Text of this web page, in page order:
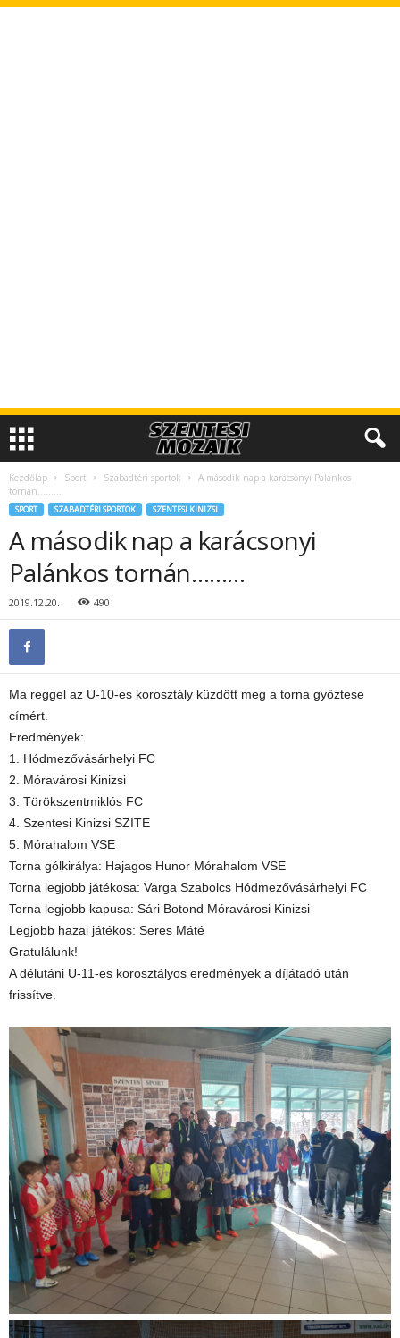
Kezdőlap Sport Szabadtéri sportok
A második nap a karácsonyi Palánkos
tornán………
SPORT SZABADTÉRI SPORTOK SZENTESI KINIZSI
A második nap a karácsonyi
Palánkos tornán………
2019.12.20. 490
Ma reggel az U-10-es korosztály küzdött meg a torna győztese
címért.
Eredmények:
1. Hódmezővásárhelyi FC
2. Móravárosi Kinizsi
3. Törökszentmiklós FC
4. Szentesi Kinizsi SZITE
5. Mórahalom VSE
Torna gólkirálya: Hajagos Hunor Mórahalom VSE
Torna legjobb játékosa: Varga Szabolcs Hódmezővásárhelyi FC
Torna legjobb kapusa: Sári Botond Móravárosi Kinizsi
Legjobb hazai játékos: Seres Máté
Gratulálunk!
A délutáni U-11-es korosztályos eredmények a díjátadó után
frissítve.